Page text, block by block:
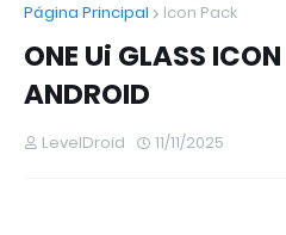
Página Principal Icon Pack
ONE Ui GLASS
ANDROID
LevelDroid 11/11/2025